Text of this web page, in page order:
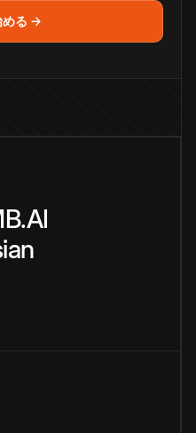
める →